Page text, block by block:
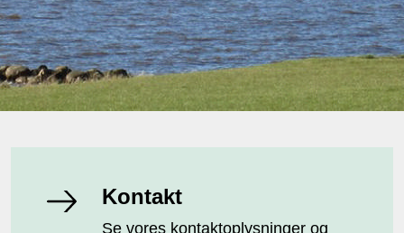
Kontakt
Se vores kontaktoplysninger og